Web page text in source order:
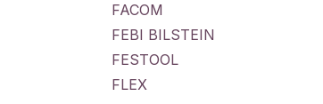
FACOM
FEBI BILSTEIN
FESTOOL
FLEX